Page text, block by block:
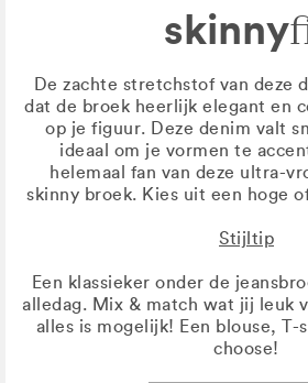
skinny
De zachte stretchstof van deze
dat de broek heerlijk elegant en
op je figuur. Deze denim valt
ideaal om je vormen te
helemaal fan van deze ultra-
skinny broek. Kies uit een hoge
Stijltip
Een klassieker onder de
alledag. Mix & match wat jij leuk
alles is mogelijk! Een blouse,
choose!